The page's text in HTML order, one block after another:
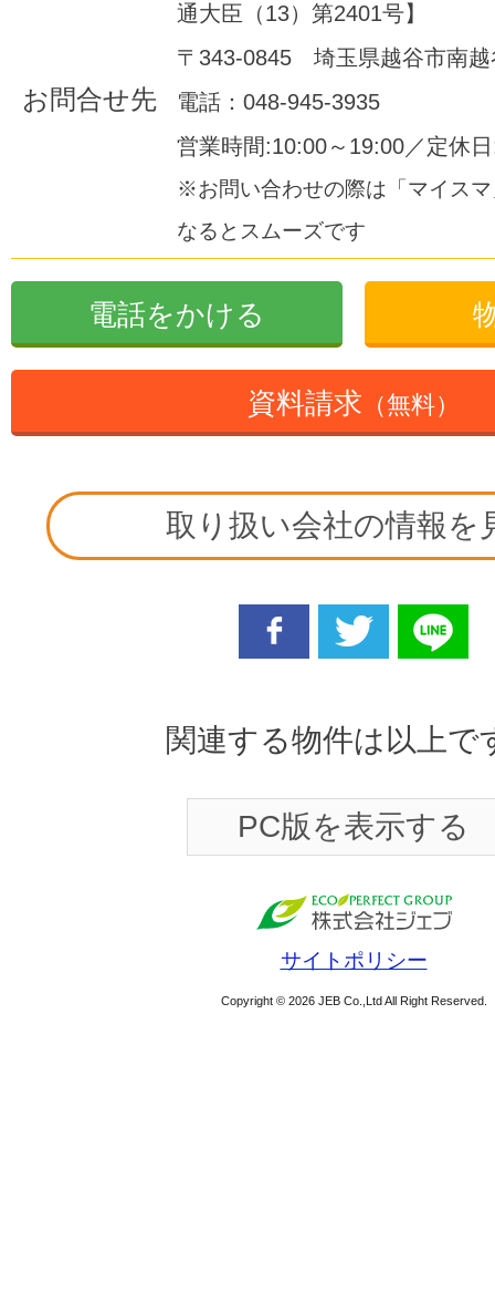
お問合せ先
通大臣（13）第2401号】
〒343-0845 埼玉県越谷市南越
電話：048-945-3935
営業時間:10:00～19:00／定休
※お問い合わせの際は「マイス
なるとスムーズです
電話をかける
資料請求 （無料）
取り扱い会社の情報を
関連する物件は以上で
PC版を表示する
サイトポリシー
Copyright © 2026 JEB Co.,Ltd All Right Reserved.